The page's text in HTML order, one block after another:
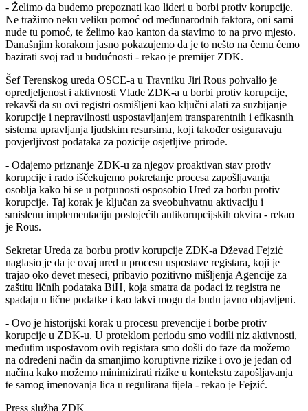
- Želimo da budemo prepoznati kao lideri u borbi protiv korupcije.
Ne tražimo neku veliku pomoć od međunarodnih faktora, oni sami
nude tu pomoć, te želimo kao kanton da stavimo to na prvo mjesto.
Današnjim korakom jasno pokazujemo da je to nešto na čemu ćemo
bazirati svoj rad u budućnosti - rekao je premijer ZDK.
Šef Terenskog ureda OSCE-a u Travniku Jiri Rous pohvalio je
opredjeljenost i aktivnosti Vlade ZDK-a u borbi protiv korupcije,
rekavši da su ovi registri osmišljeni kao ključni alati za suzbijanje
korupcije i nepravilnosti uspostavljanjem transparentnih i efikasnih
sistema upravljanja ljudskim resursima, koji također osiguravaju
povjerljivost podataka za pozicije osjetljive prirode.
- Odajemo priznanje ZDK-u za njegov proaktivan stav protiv
korupcije i rado iščekujemo pokretanje procesa zapošljavanja
osoblja kako bi se u potpunosti osposobio Ured za borbu protiv
korupcije. Taj korak je ključan za sveobuhvatnu aktivaciju i
smislenu implementaciju postojećih antikorupcijskih okvira - rekao
je Rous.
Sekretar Ureda za borbu protiv korupcije ZDK-a Dževad Fejzić
naglasio je da je ovaj ured u procesu uspostave registara, koji je
trajao oko devet meseci, pribavio pozitivno mišljenja Agencije za
zaštitu ličnih podataka BiH, koja smatra da podaci iz registra ne
spadaju u lične podatke i kao takvi mogu da budu javno objavljeni.
- Ovo je historijski korak u procesu prevencije i borbe protiv
korupcije u ZDK-u. U proteklom periodu smo vodili niz aktivnosti,
međutim uspostavom ovih registara smo došli do faze da možemo
na određeni način da smanjimo koruptivne rizike i ovo je jedan od
načina kako možemo minimizirati rizike u kontekstu zapošljavanja
te samog imenovanja lica u regulirana tijela - rekao je Fejzić.
Press služba ZDK